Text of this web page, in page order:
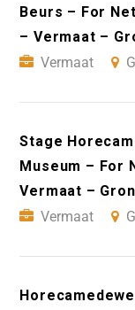
Beurs – For
– Vermaat –
Vermaat
Stage
Museum – For
Vermaat –
Vermaat